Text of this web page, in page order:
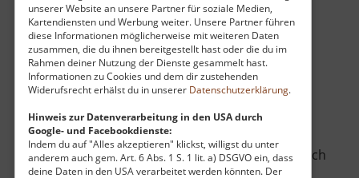
unserer Website an unsere Partner für soziale Medien,
Kartendiensten und Werbung weiter. Unsere Partner führen
diese Informationen möglicherweise mit weiteren Daten
zusammen, die du ihnen bereitgestellt hast oder die du im
Rahmen deiner Nutzung der Dienste gesammelt hast.
Informationen zu Cookies und dem dir zustehenden
Widerufsrecht erhälst du in unserer Datenschutzerklärung.
Hinweis zur Datenverarbeitung in den USA durch
Google- und Facebookdienste:
Indem du auf "Alles akzeptieren" klickst, willigst du unter
anderem auch gem. Art. 6 Abs. 1 S. 1 lit. a) DSGVO ein, dass
deine Daten in den USA verarbeitet werden könnten. Der
Mittleres Erzgebirge
aktuell vom 12.04.2026 / Zugriffe: 57630
13 km vom aktuellen Standort
Die Museumsbahn im Preßnitztal schlängelt sich
von Steinbach über Schmalzgrube bis nach